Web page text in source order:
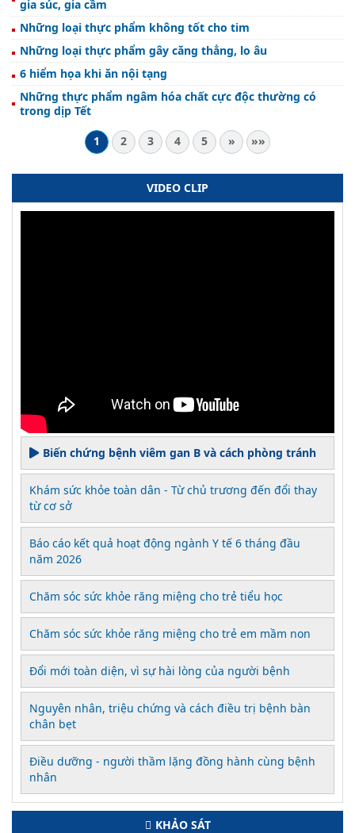
gia súc, gia cầm
Những loại thực phẩm không tốt cho tim
Những loại thực phẩm gây căng thẳng, lo âu
6 hiểm họa khi ăn nội tạng
Những thực phẩm ngâm hóa chất cực độc thường có
trong dịp Tết
1
2 3 4 5 » »»
VIDEO CLIP
Biến chứng bệnh viêm gan B và cách phòng tránh
Khám sức khỏe toàn dân - Từ chủ trương đến đổi thay
từ cơ sở
Báo cáo kết quả hoạt động ngành Y tế 6 tháng đầu
năm 2026
Chăm sóc sức khỏe răng miệng cho trẻ tiểu học
Chăm sóc sức khỏe răng miệng cho trẻ em mầm non
Đổi mới toàn diện, vì sự hài lòng của người bệnh
Nguyên nhân, triệu chứng và cách điều trị bệnh bàn
chân bẹt
Điều dưỡng - người thầm lặng đồng hành cùng bệnh
nhân
KHẢO SÁT